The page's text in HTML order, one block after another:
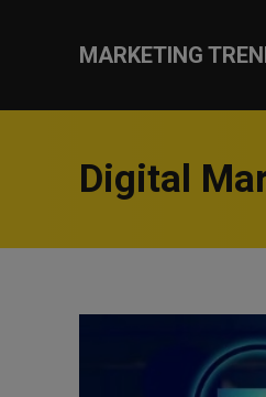
MARKETING
Digital